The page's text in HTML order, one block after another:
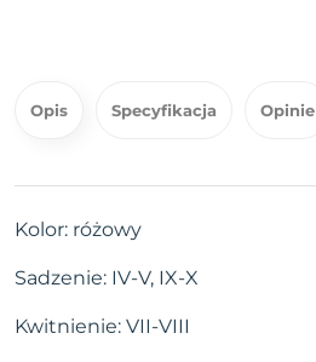
Opis Specyfikacja Opinie
Kolor: różowy
Sadzenie: IV-V, IX-X
Kwitnienie: VII-VIII